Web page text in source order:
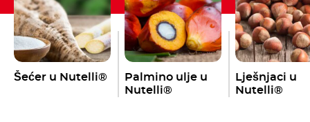
Šećer u Nutelli®
Palmino ulje u
Nutelli®
Lješnjaci u
Nutelli®